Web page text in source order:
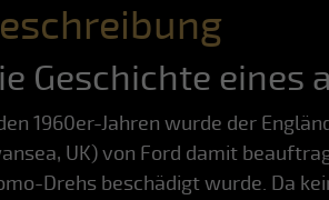
Geschichte eines
1960er-Jahren wurde der
UK) von Ford damit
Drehs beschädigt wurde. Da